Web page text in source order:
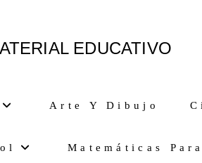
EDUCATIVO
Arte Y Dibujo
Matemáticas